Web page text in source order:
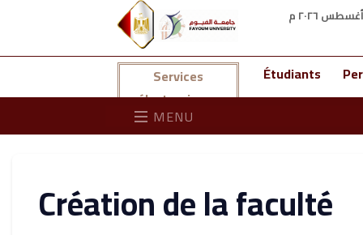
Services
électroniques
Étudiants
MENU
Création de la faculté